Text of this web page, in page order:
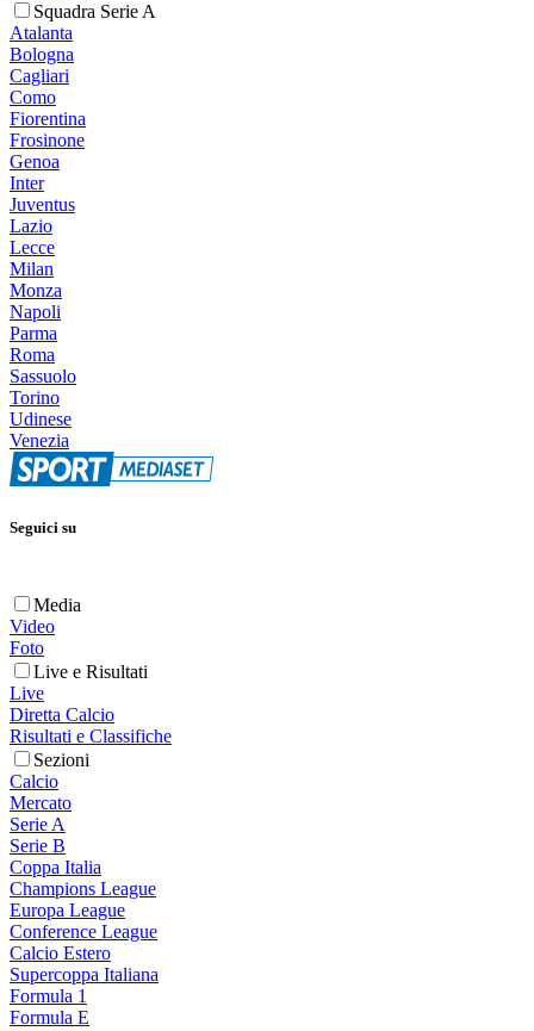
Squadra Serie A
Atalanta
Bologna
Cagliari
Como
Fiorentina
Frosinone
Genoa
Inter
Juventus
Lazio
Lecce
Milan
Monza
Napoli
Parma
Roma
Sassuolo
Torino
Udinese
Venezia
Seguici su
Media
Video
Foto
Live e Risultati
Live
Diretta Calcio
Risultati e Classifiche
Sezioni
Calcio
Mercato
Serie A
Serie B
Coppa Italia
Champions League
Europa League
Conference League
Calcio Estero
Supercoppa Italiana
Formula 1
Formula E